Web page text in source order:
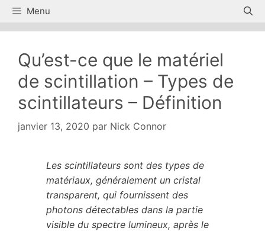
Aller
Menu
Qu’est-ce que le matériel
de scintillation – Types de
scintillateurs – Définition
janvier 13, 2020 par Nick Connor
Les scintillateurs sont des types de
matériaux, généralement un cristal
transparent, qui fournissent des
photons détectables dans la partie
visible du spectre lumineux, après le